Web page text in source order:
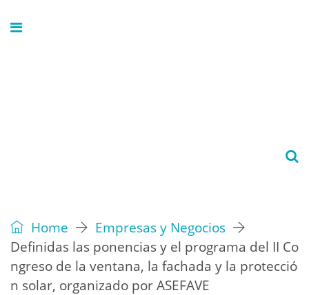
Home
Empresas y Negocios
Definidas las ponencias y el programa del II Co
ngreso de la ventana, la fachada y la protecció
n solar, organizado por ASEFAVE